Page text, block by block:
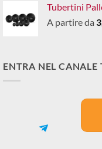
Tubertini
A partire da
ENTRA NEL CANALE